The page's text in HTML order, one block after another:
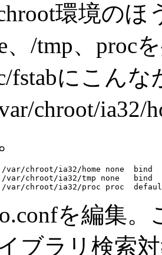
環境のほ
、/tmp、proc
fstabにこん
chroot/
chroot/ia32/home none
chroot/ia32/tmp none
を編集
ブラリ検索